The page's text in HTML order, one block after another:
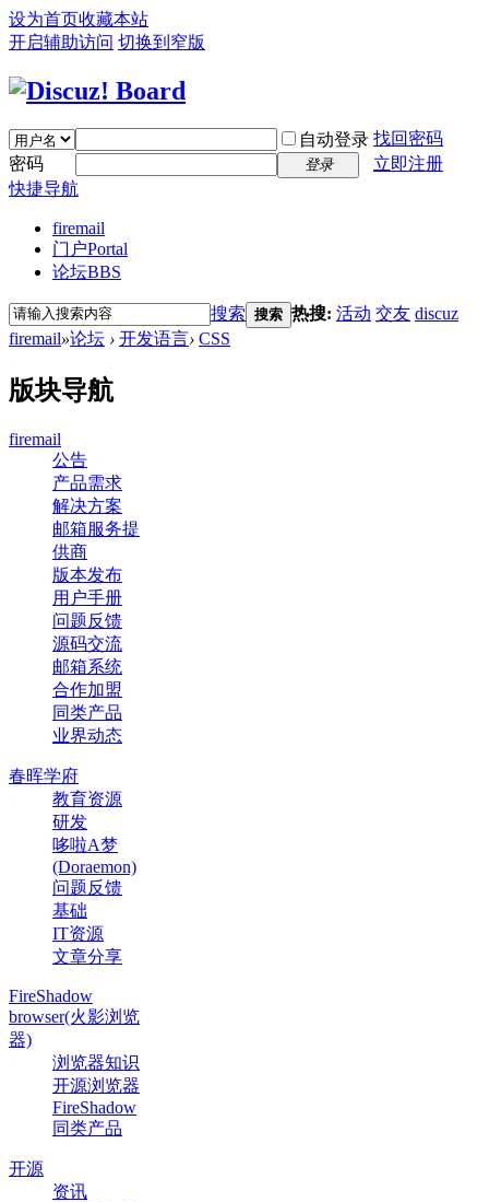
设为首页收藏本站
开启辅助访问 切换到窄版
自动登录 找回密码
密码
登录
立即注册
快捷导航
firemail
门户Portal
论坛BBS
搜索 搜索 热搜: 活动 交友 discuz
firemail»论坛 › 开发语言› CSS
版块导航
firemail
公告
产品需求
解决方案
邮箱服务提
供商
版本发布
用户手册
问题反馈
源码交流
邮箱系统
合作加盟
同类产品
业界动态
春晖学府
教育资源
研发
哆啦A梦
(Doraemon)
问题反馈
基础
IT资源
文章分享
FireShadow
browser(火影浏览
器)
浏览器知识
开源浏览器
FireShadow
同类产品
开源
资讯